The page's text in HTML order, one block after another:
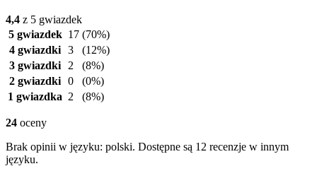
4,4 z 5 gwiazdek
5 gwiazdek 17 (70%)
4 gwiazdki 3
(12%)
3 gwiazdki
2
(8%)
2 gwiazdki 0
(0%)
1 gwiazdka 2 (8%)
24 oceny
Brak opinii w języku: polski. Dostępne są 12 recenzje w innym
języku.